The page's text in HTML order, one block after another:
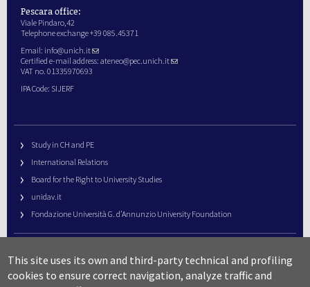
Pescara office:
Viale Pindaro,42
Telephone exchange +39 085.45371
Email: info@unich.it
Certified e-mail address: ateneo@pec.unich.it
VAT no. 01335970693
IPA Code: SIJERF
Study in CH and PE
International Relations
Board for the Right to University Studies
unidav.it
Fondazione Università G. d’Annunzio University Foundation
URP – Public Relations Office
This site uses its own and third-party technical and profiling
cookies to ensure correct navigation, analyze traffic and